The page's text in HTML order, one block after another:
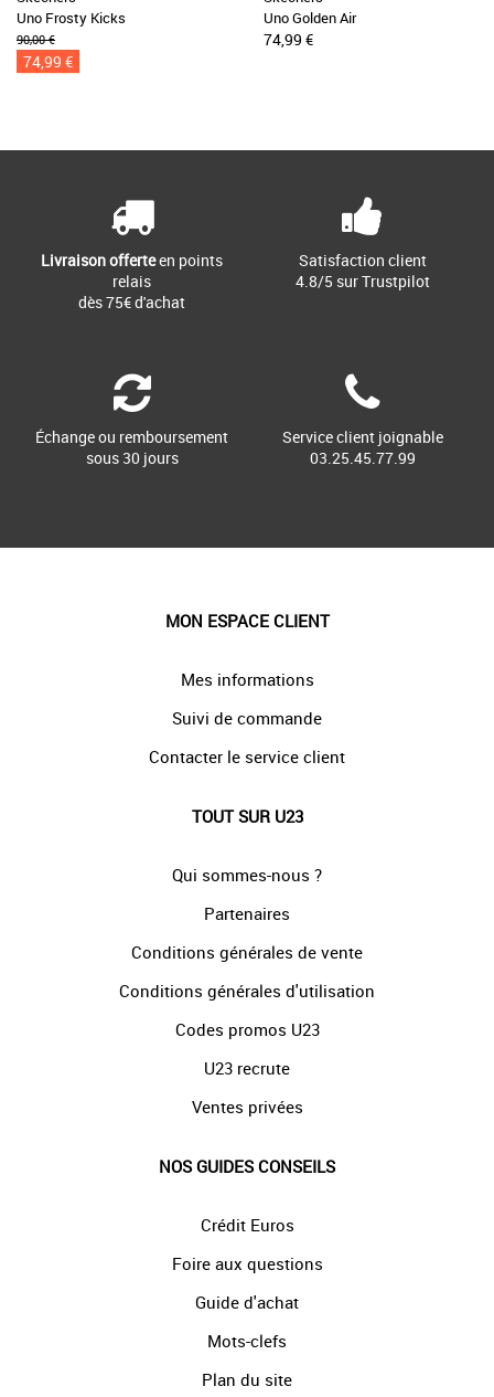
Uno Frosty Kicks
90,00 €
74,99 €
Uno Golden Air
74,99 €
Livraison offerteen points
relais
dès 75€ d'achat
Satisfaction client
4.8/5 sur Trustpilot
Échange ou remboursement
sous 30 jours
Service client joignable
03.25.45.77.99
MON ESPACE CLIENT
Mes informations
Suivi de commande
Contacter le service client
TOUT SUR U23
Qui sommes-nous ?
Partenaires
Conditions générales de vente
Conditions générales d'utilisation
Codes promos U23
U23 recrute
Ventes privées
NOS GUIDES CONSEILS
Crédit Euros
Foire aux questions
Guide d'achat
Mots-clefs
Plan du site